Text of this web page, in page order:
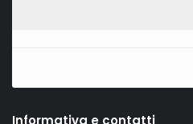
Informativa e contatti